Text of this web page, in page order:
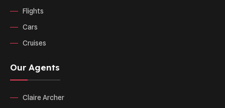
Flights
Cars
Cruises
Our Agents
Claire Archer